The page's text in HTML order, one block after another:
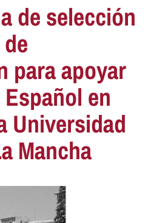
de selección
para apoyar
en
Universidad
Mancha